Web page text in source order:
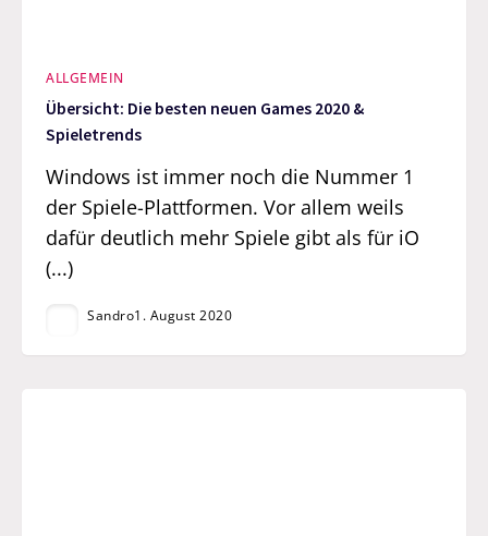
ALLGEMEIN
Übersicht: Die besten neuen Games 2020 &
Spieletrends
Windows ist immer noch die Nummer 1
der Spiele-Plattformen. Vor allem weils
dafür deutlich mehr Spiele gibt als für iO
(...)
Sandro1. August 2020